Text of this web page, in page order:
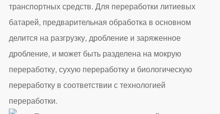
транспортных средств. Для переработки литиевых
батарей, предварительная обработка в основном
делится на разгрузку, дробление и заряженное
дробление, и может быть разделена на мокрую
переработку, сухую переработку и биологическую
переработку в соответствии с технологией
переработки.